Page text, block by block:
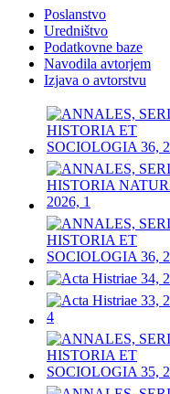
Poslanstvo
Uredništvo
Podatkovne baze
Navodila avtorjem
Izjava o avtorstvu